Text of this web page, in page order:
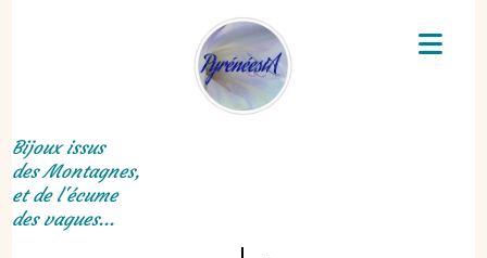
Bijoux issus
des Montagnes,
et de l'écume
des vagues...